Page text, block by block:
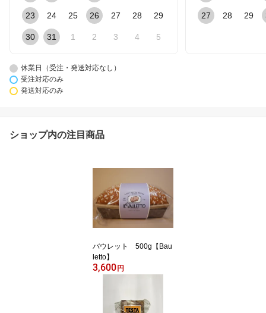
23 24 25 26 27 28 29
30 31 1 2 3 4 5
27 28 29
休業日（受注・発送対応なし）
受注対応のみ
発送対応のみ
ショップ内の注目商品
バウレット 500g【Bau
letto】
3,600円